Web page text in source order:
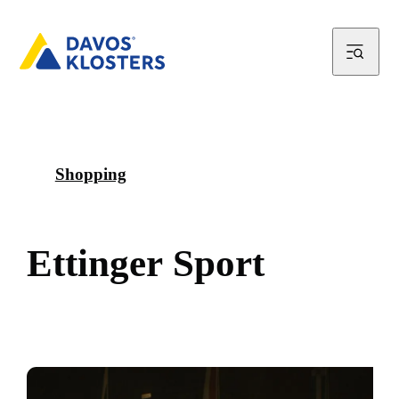
Shopping
Ettinger Sport